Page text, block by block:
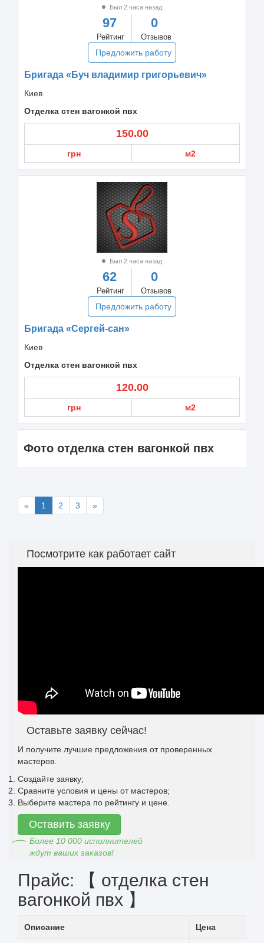
Был 2 часа назад
97
Рейтинг
0
Отзывов
Предложить работу
Бригада «Буч владимир григорьевич»
Киев
Отделка стен вагонкой пвх
150.00
грн м2
Был 2 часа назад
62
Рейтинг
0
Отзывов
Предложить работу
Бригада «Сергей-сан»
Киев
Отделка стен вагонкой пвх
120.00
грн м2
Фото отделка стен вагонкой пвх
« 1 2 3 »
Посмотрите как работает сайт
Оставьте заявку сейчас!
И получите лучшие предложения от проверенных
мастеров.
Создайте заявку;
Сравните условия и цены от мастеров;
Выберите мастера по рейтингу и цене.
Оставить заявку
Более 10 000 исполнителей
ждут ваших заказов!
Прайс: 【 отделка стен
вагонкой пвх 】
Описание Цена